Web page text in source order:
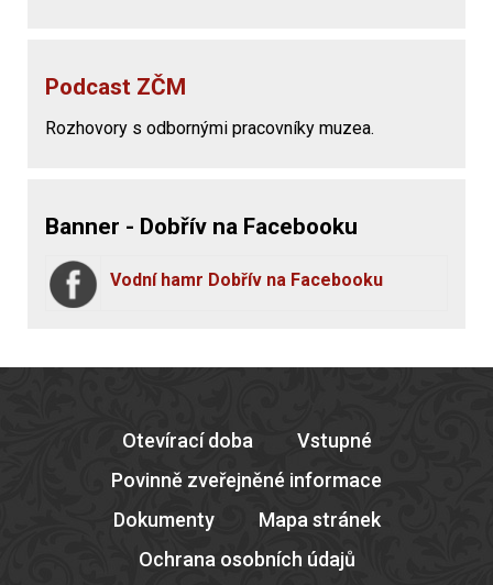
Podcast ZČM
Rozhovory s odbornými pracovníky muzea.
Banner - Dobřív na Facebooku
Vodní hamr Dobřív na Facebooku
Otevírací doba
Vstupné
Povinně zveřejněné informace
Dokumenty
Mapa stránek
Ochrana osobních údajů